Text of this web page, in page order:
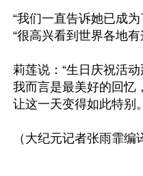
“我们一直告诉她已成
“很高兴看到世界各地
莉莲说：“生日庆祝活
我而言是最美好的回忆
让这一天变得如此特别